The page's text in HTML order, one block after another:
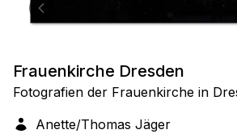
Frauenkirche Dresden
Fotografien der Frauenkirche in
Anette/Thomas Jäger